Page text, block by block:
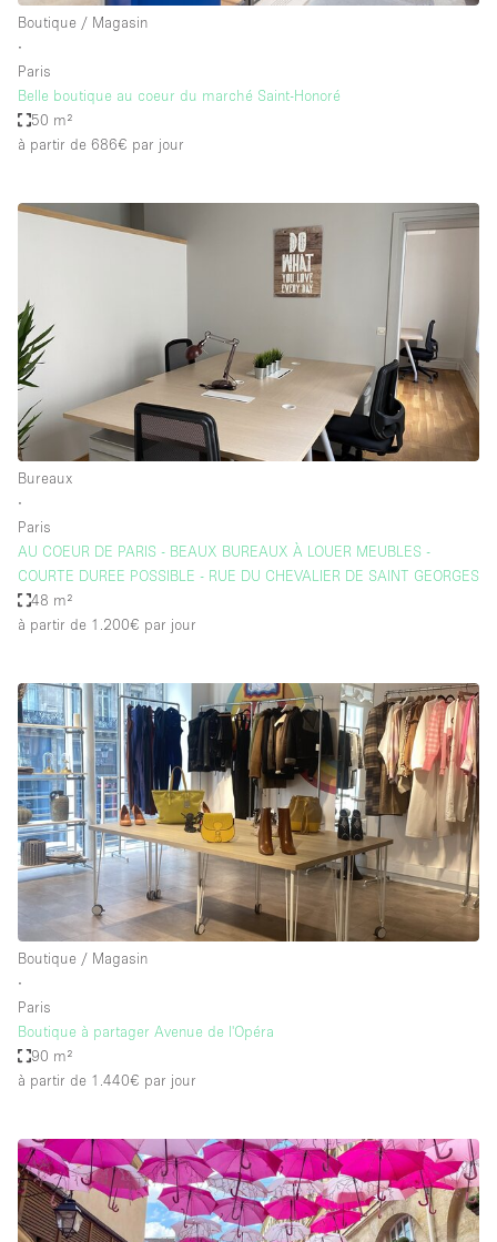
Boutique / Magasin
∙
Paris
Belle boutique au coeur du marché Saint-Honoré
50 m²
à partir de 686€ par jour
Bureaux
∙
Paris
AU COEUR DE PARIS - BEAUX BUREAUX À LOUER MEUBLES -
COURTE DUREE POSSIBLE - RUE DU CHEVALIER DE SAINT GEORGES
48 m²
à partir de 1.200€ par jour
Boutique / Magasin
∙
Paris
Boutique à partager Avenue de l'Opéra
90 m²
à partir de 1.440€ par jour